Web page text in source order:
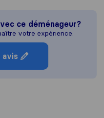
ce déménageur?
votre expérience.
avis